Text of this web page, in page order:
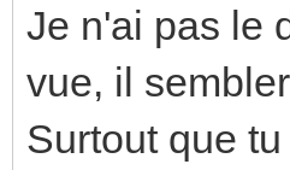
Je n'ai pas le
vue, il
Surtout que